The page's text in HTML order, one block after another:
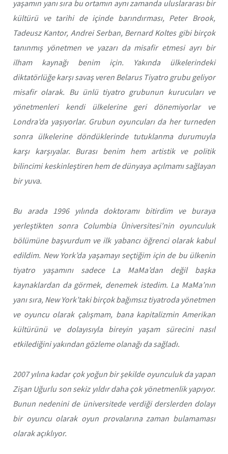
yaşamın yanı sıra bu ortamın aynı zamanda uluslararası bir
kültürü ve tarihi de içinde barındırması, Peter Brook,
Tadeusz Kantor, Andrei Serban, Bernard Koltes gibi birçok
tanınmış yönetmen ve yazarı da misafir etmesi ayrı bir
ilham kaynağı benim için. Yakında ülkelerindeki
diktatörlüğe karşı savaş veren Belarus Tiyatro grubu geliyor
misafir olarak. Bu ünlü tiyatro grubunun kurucuları ve
yönetmenleri kendi ülkelerine geri dönemiyorlar ve
Londra’da yaşıyorlar. Grubun oyuncuları da her turneden
sonra ülkelerine döndüklerinde tutuklanma durumuyla
karşı karşıyalar. Burası benim hem artistik ve politik
bilincimi keskinleştiren hem de dünyaya açılmamı sağlayan
bir yuva.
Bu arada 1996 yılında doktoramı bitirdim ve buraya
yerleştikten sonra Columbia Üniversitesi’nin oyunculuk
bölümüne başvurdum ve ilk yabancı öğrenci olarak kabul
edildim. New York’da yaşamayı seçtiğim için de bu ülkenin
tiyatro yaşamını sadece La MaMa’dan değil başka
kaynaklardan da görmek, denemek istedim. La MaMa’nın
yanı sıra, New York’taki birçok bağımsız tiyatroda yönetmen
ve oyuncu olarak çalışmam, bana kapitalizmin Amerikan
kültürünü ve dolayısıyla bireyin yaşam sürecini nasıl
etkilediğini yakından gözleme olanağı da sağladı.
2007 yılına kadar çok yoğun bir şekilde oyunculuk da yapan
Zişan Uğurlu son sekiz yıldır daha çok yönetmenlik yapıyor.
Bunun nedenini de üniversitede verdiği derslerden dolayı
bir oyuncu olarak oyun provalarına zaman bulamaması
olarak açıklıyor.